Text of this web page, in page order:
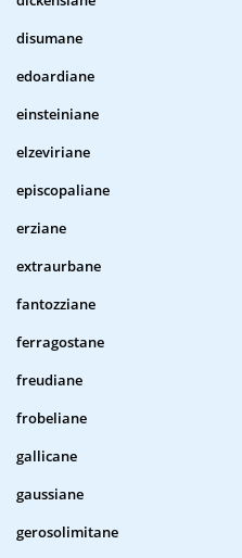
disumane
edoardiane
einsteiniane
elzeviriane
episcopaliane
erziane
extraurbane
fantozziane
ferragostane
freudiane
frobeliane
gallicane
gaussiane
gerosolimitane